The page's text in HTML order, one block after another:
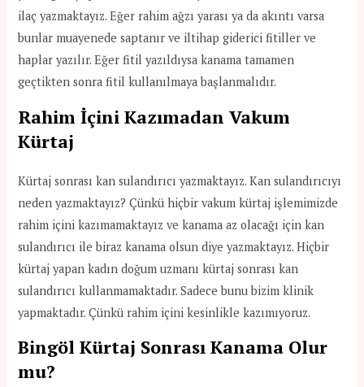
ilaç yazmaktayız. Eğer rahim ağzı yarası ya da akıntı varsa
bunlar muayenede saptanır ve iltihap giderici fitiller ve
haplar yazılır. Eğer fitil yazıldıysa kanama tamamen
geçtikten sonra fitil kullanılmaya başlanmalıdır.
Rahim İçini Kazımadan Vakum
Kürtaj
Kürtaj sonrası kan sulandırıcı yazmaktayız. Kan sulandırıcıyı
neden yazmaktayız? Çünkü hiçbir vakum kürtaj işlemimizde
rahim içini kazımamaktayız ve kanama az olacağı için kan
sulandırıcı ile biraz kanama olsun diye yazmaktayız. Hiçbir
kürtaj yapan kadın doğum uzmanı kürtaj sonrası kan
sulandırıcı kullanmamaktadır. Sadece bunu bizim klinik
yapmaktadır. Çünkü rahim içini kesinlikle kazımıyoruz.
Bingöl Kürtaj Sonrası Kanama Olur
mu?